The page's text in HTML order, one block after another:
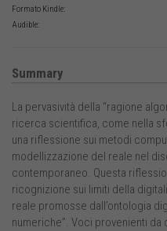
Formato Kindle:
Audible:
Summary
La pervasività della “ragione
ricerca scientifica, come nella
una riflessione sui metodi
modellizzazione del reale nel
contemporaneo. Questa
ricognizione sui limiti della
reale promosse dall’ontologia
numeriche”. Voci provenienti